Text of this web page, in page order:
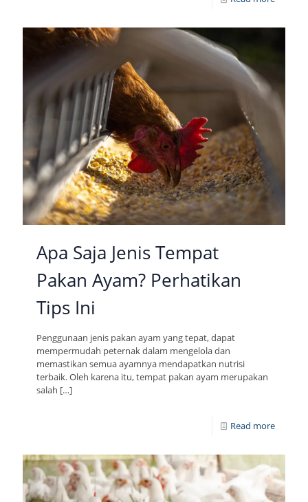
Apa Saja Jenis Tempat
Pakan Ayam? Perhatikan
Tips Ini
Penggunaan jenis pakan ayam yang tepat, dapat
mempermudah peternak dalam mengelola dan
memastikan semua ayamnya mendapatkan nutrisi
terbaik. Oleh karena itu, tempat pakan ayam merupakan
salah […]
Read more